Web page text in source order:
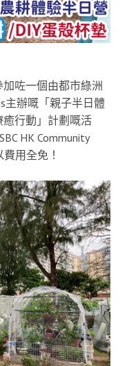
咗一個由都市綠洲
主辦嘅「親子半日體
行動」計劃嘅活
HK Community
用全免！